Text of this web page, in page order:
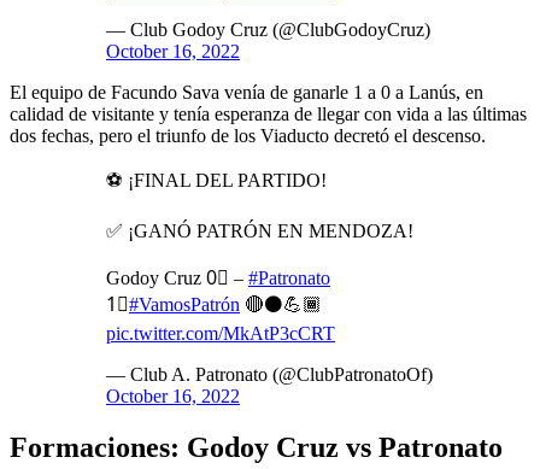
— Club Godoy Cruz (@ClubGodoyCruz)
October 16, 2022
El equipo de Facundo Sava venía de ganarle 1 a 0 a Lanús, en
calidad de visitante y tenía esperanza de llegar con vida a las últimas
dos fechas, pero el triunfo de los Viaducto decretó el descenso.
⚽️ ¡FINAL DEL PARTIDO!
✅ ¡GANÓ PATRÓN EN MENDOZA!
Godoy Cruz 0⃣ – #Patronato
1⃣#VamosPatrón 🔴⚫️💪🏾
pic.twitter.com/MkAtP3cCRT
— Club A. Patronato (@ClubPatronatoOf)
October 16, 2022
Formaciones: Godoy Cruz vs Patronato